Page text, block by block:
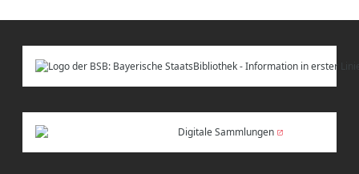
Digitale Sammlungen